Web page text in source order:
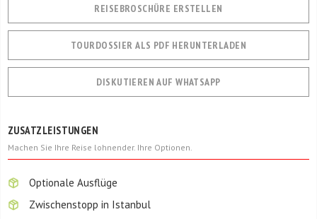
REISEBROSCHÜRE ERSTELLEN
TOURDOSSIER ALS PDF HERUNTERLADEN
DISKUTIEREN AUF WHATSAPP
ZUSATZLEISTUNGEN
Machen Sie Ihre Reise lohnender. Ihre Optionen.
Optionale Ausflüge
Zwischenstopp in Istanbul